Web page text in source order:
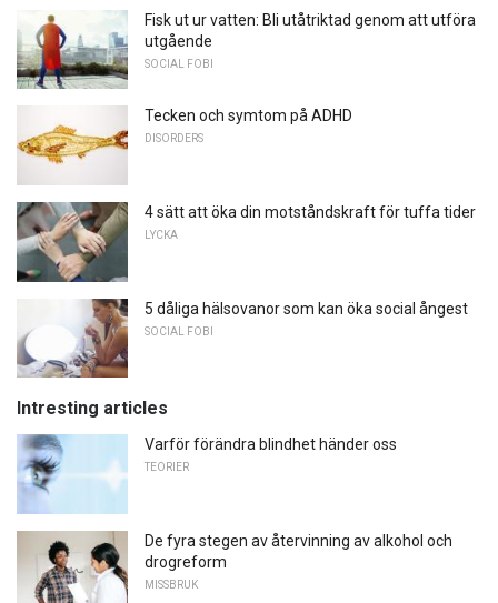
Fisk ut ur vatten: Bli utåtriktad genom att utföra
utgående
SOCIAL FOBI
Tecken och symtom på ADHD
DISORDERS
4 sätt att öka din motståndskraft för tuffa tider
LYCKA
5 dåliga hälsovanor som kan öka social ångest
SOCIAL FOBI
Intresting articles
Varför förändra blindhet händer oss
TEORIER
De fyra stegen av återvinning av alkohol och
drogreform
MISSBRUK